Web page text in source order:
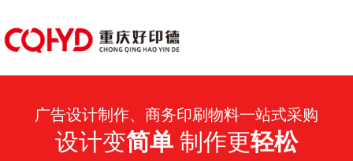
广告设计制作、商务印刷物料一站式采购
设计变简单 制作更轻松